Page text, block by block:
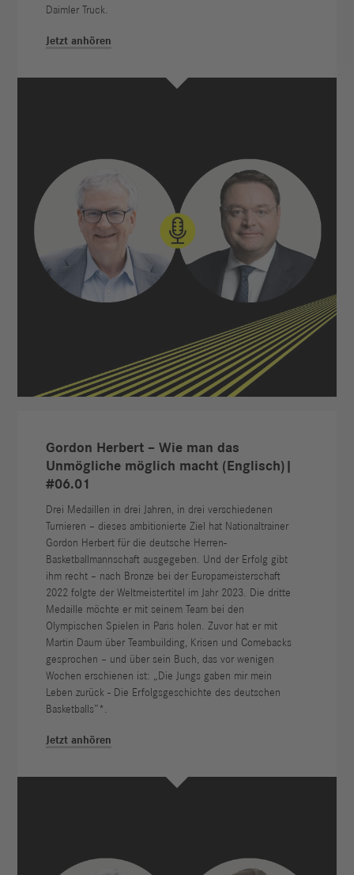
Daimler Truck.
Jetzt anhören
Gordon Herbert – Wie man das
Unmögliche möglich macht (Englisch)|
#06.01
Drei Medaillen in drei Jahren, in drei verschiedenen
Turnieren – dieses ambitionierte Ziel hat Nationaltrainer
Gordon Herbert für die deutsche Herren-
Basketballmannschaft ausgegeben. Und der Erfolg gibt
ihm recht – nach Bronze bei der Europameisterschaft
2022 folgte der Weltmeistertitel im Jahr 2023. Die dritte
Medaille möchte er mit seinem Team bei den
Olympischen Spielen in Paris holen. Zuvor hat er mit
Martin Daum über Teambuilding, Krisen und Comebacks
gesprochen – und über sein Buch, das vor wenigen
Wochen erschienen ist: „Die Jungs gaben mir mein
Leben zurück - Die Erfolgsgeschichte des deutschen
Basketballs”*.
Jetzt anhören